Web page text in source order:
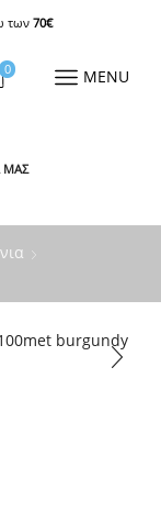
των 70€
0 MENU
ΜΑΣ